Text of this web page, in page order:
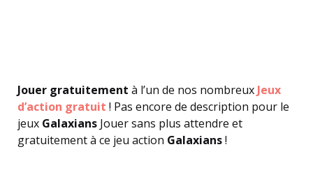
Jouer gratuitement à l’un de nos nombreux Jeux
d’action gratuit ! Pas encore de description pour le
jeux Galaxians Jouer sans plus attendre et
gratuitement à ce jeu action Galaxians!